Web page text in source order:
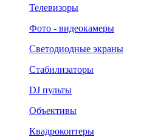
Телевизоры
Фото - видеокамеры
Светодиодные экраны
Стабилизаторы
DJ пульты
Объективы
Квадрокоптеры